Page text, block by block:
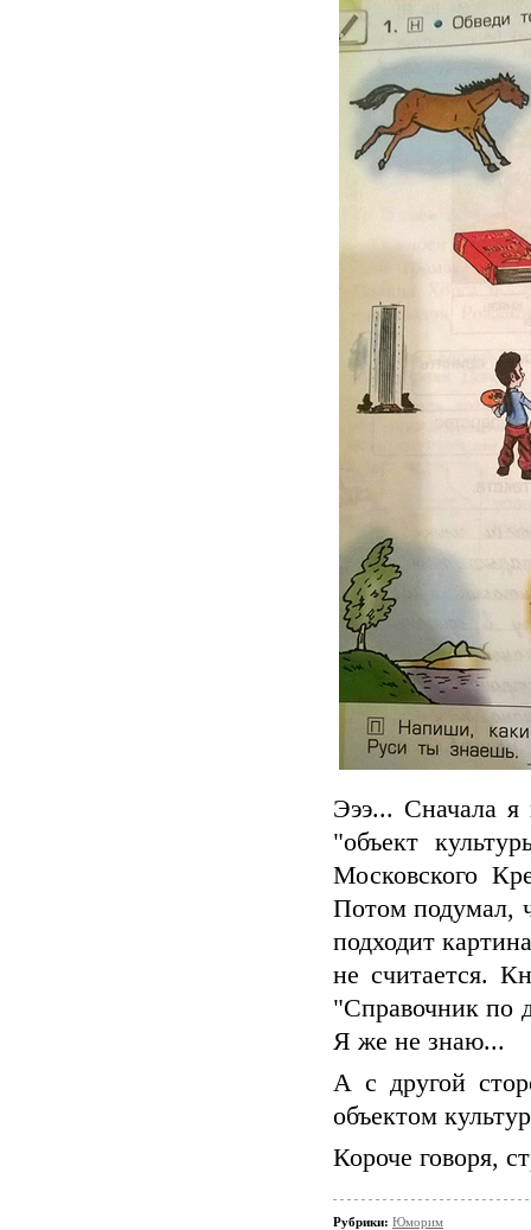
Эээ... Сначала я
"объект
Московского
Потом подумал,
подходит
не считается.
"Справочник по
Я же не знаю...
А с другой
объектом
Короче говоря,
Рубрики: Юморим